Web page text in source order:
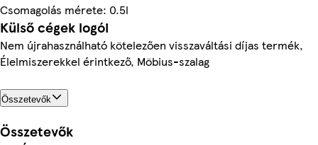
Csomagolás mérete: 0.5l
Külső cégek logói
Nem újrahasználható kötelezően visszaváltási díjas termék,
Élelmiszerekkel érintkező, Möbius-szalag
Összetevők
Összetevők